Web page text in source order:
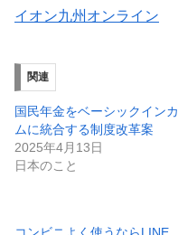
イオン九州オンライン
関連
国民年金をベーシックインカ
ムに統合する制度改革案
2025年4月13日
日本のこと